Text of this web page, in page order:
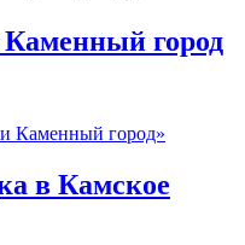
город
Каменный город»
в Камское